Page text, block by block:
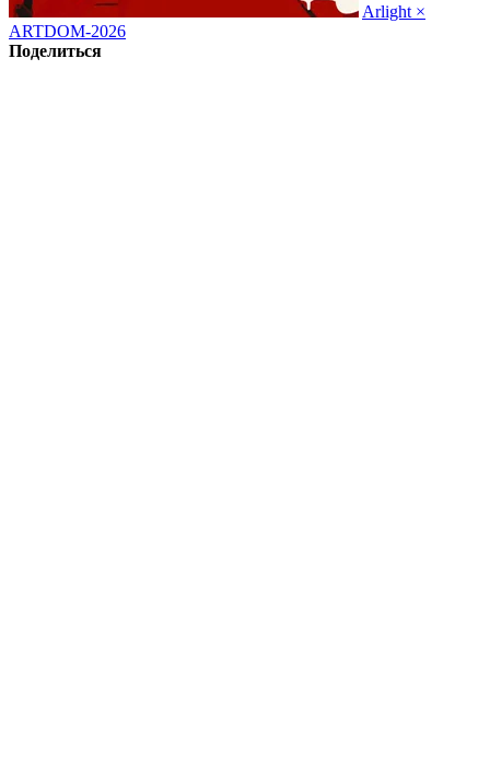
Arlight ×
ARTDOM-2026
Поделиться